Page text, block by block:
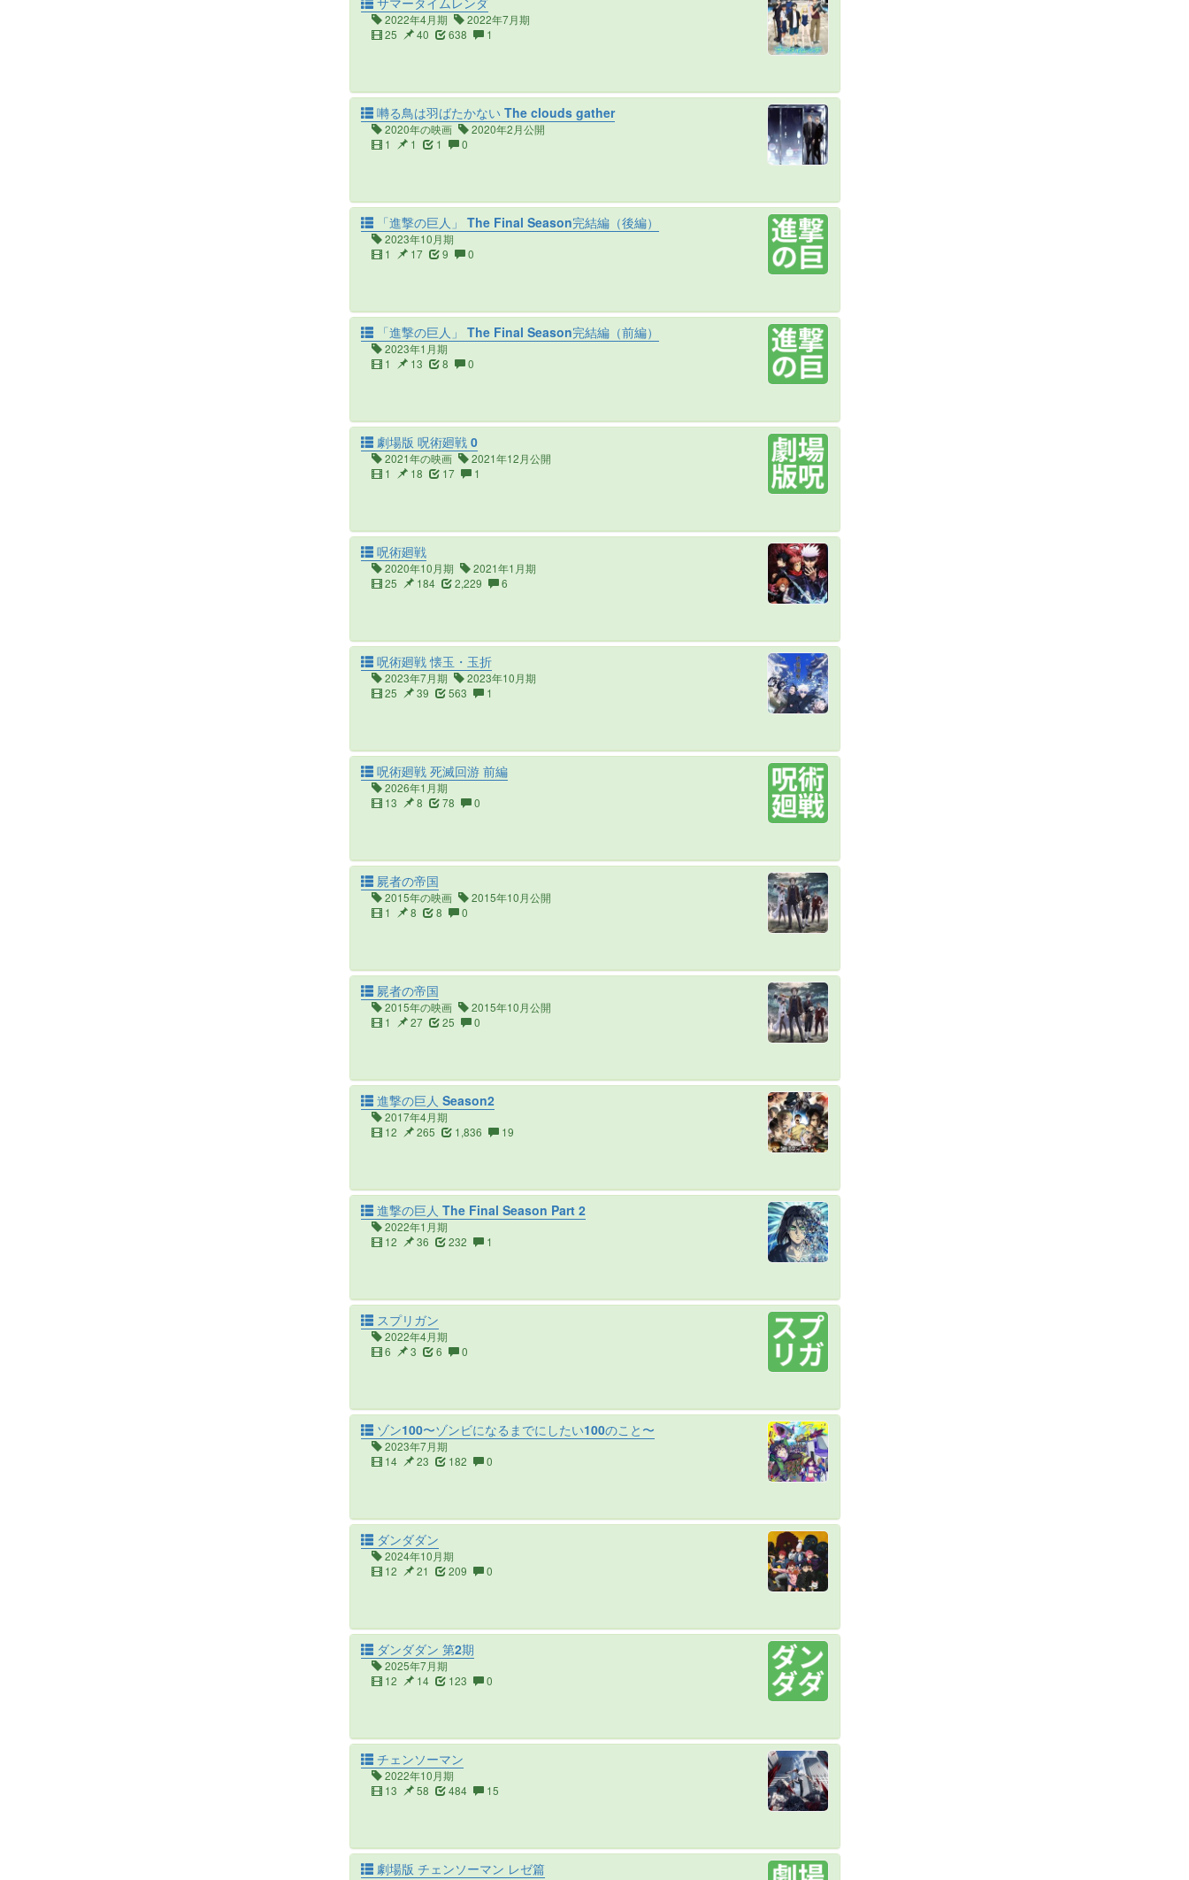
2022年4月期
2022年7月期
25
40 638 1
囀る鳥は羽ばたかない The clouds gather
2020年の映画
2020年2月公開
1
1 1 0
「進撃の巨人」 The Final Season完結編（後編）
2023年10月期
1
17 9 0
「進撃の巨人」 The Final Season完結編（前編）
2023年1月期
1
13 8 0
劇場版 呪術廻戦 0
2021年の映画
2021年12月公開
1
18 17 1
呪術廻戦
2020年10月期
2021年1月期
25
184 2,229 6
呪術廻戦 懐玉・玉折
2023年7月期
2023年10月期
25
39 563 1
呪術廻戦 死滅回游 前編
2026年1月期
13
8 78 0
屍者の帝国
2015年の映画
2015年10月公開
1
8 8 0
屍者の帝国
2015年の映画
2015年10月公開
1
27 25 0
進撃の巨人 Season2
2017年4月期
12
265 1,836 19
進撃の巨人 The Final Season Part 2
2022年1月期
12
36 232 1
スプリガン
2022年4月期
6
3 6 0
ゾン100〜ゾンビになるまでにしたい100のこと〜
2023年7月期
14
23 182 0
ダンダダン
2024年10月期
12
21 209 0
ダンダダン 第2期
2025年7月期
12
14 123 0
チェンソーマン
2022年10月期
13
58 484 15
劇場版 チェンソーマン レゼ篇